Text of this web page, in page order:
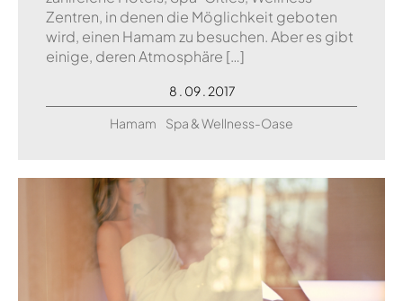
Zentren, in denen die Möglichkeit geboten
wird, einen Hamam zu besuchen. Aber es gibt
einige, deren Atmosphäre […]
8 . 09 . 2017
Hamam
Spa & Wellness-Oase